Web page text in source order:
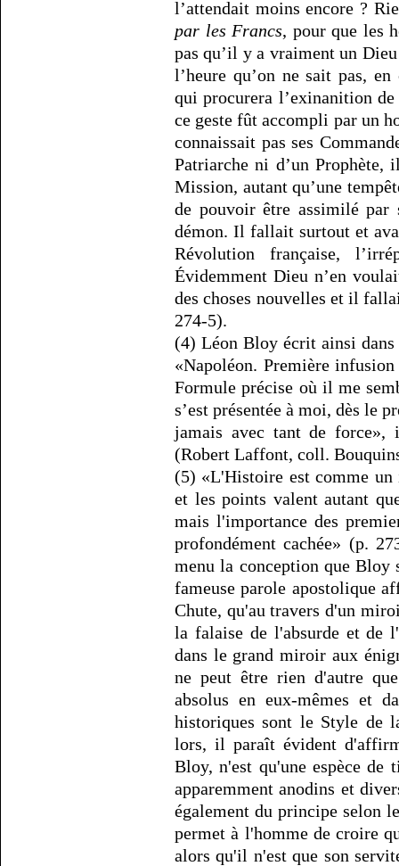
l’attendait moins encore ?
par les Francs, pour que les
pas qu’il y a vraiment un
l’heure qu’on ne sait pas,
qui procurera l’exinanition
ce geste fût accompli par un
connaissait pas ses
Patriarche ni d’un
Mission, autant qu’une
de pouvoir être assimilé par
démon. Il fallait surtout et
Révolution française,
Évidemment Dieu n’en
des choses nouvelles et il
274-5).
(4) Léon Bloy écrit ainsi
«Napoléon. Première
Formule précise où il me
s’est présentée à moi, dès le
jamais avec tant de
(Robert Laffont, coll.
(5) «L'Histoire est comme
et les points valent autant
mais l'importance des
profondément cachée» (p.
menu la conception que
fameuse parole apostolique
Chute, qu'au travers d'un
la falaise de l'absurde et de
dans le grand miroir aux
ne peut être rien d'autre
absolus en eux-mêmes et
historiques sont le Style de
lors, il paraît évident
Bloy, n'est qu'une espèce
apparemment anodins et
également du principe selon
permet à l'homme de croire
alors qu'il n'est que son